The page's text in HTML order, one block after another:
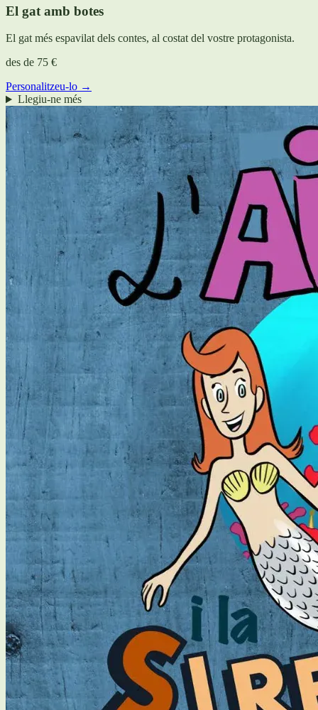
El gat amb botes
El gat més espavilat dels contes, al costat del vostre protagonista.
des de 75 €
Personalitzeu-lo →
Llegiu-ne més